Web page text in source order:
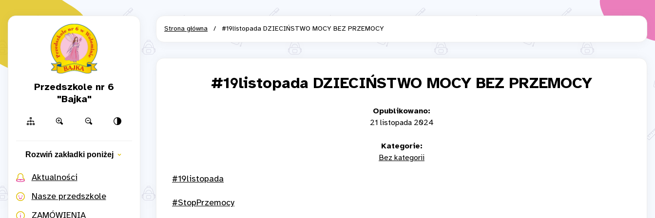
Przedszkole nr 6
"Bajka"
Rozwiń zakładki poniżej
Aktualności
Nasze przedszkole
ZAMÓWIENIA
Strona główna / #19listopada DZIECIŃSTWO MOCY BEZ PRZEMOCY
#19listopada DZIECIŃSTWO MOCY BEZ PRZEMOCY
Opublikowano:
21 listopada 2024
Kategorie:
Bez kategorii
#19listopada
#StopPrzemocy